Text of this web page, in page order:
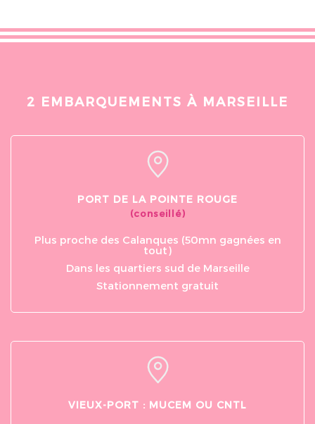
Cette excursion avec Paul-Émile
notre guide l'ont rendue...
On a visité les
vitesse du bateau
2 EMBARQUEMENTS À MARSEILLE
PORT DE LA POINTE ROUGE
(conseillé)
Plus proche des Calanques (50mn gagnées en
tout)
Dans les quartiers sud de Marseille
Stationnement gratuit
VIEUX-PORT : MUCEM OU CNTL